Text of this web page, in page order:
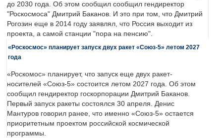
до 2030 года. Об этом сообщил сообщил гендиректор
"Роскосмоса" Дмитрий Баканов. И это при том, что Дмитрий
Рогозин еще в 2014 году заявлял, что Россия выходит из
проекта, а самой станции "пора на пенсию".
«Роскосмос» планирует запуск двух ракет «Союз-5» летом 2027
года
«Роскомос» планирует, что запуск еще двух ракет-
носителей «Союз-5» состоится летом 2027 года. Об этом
сообщил гендиректор госкорпорации Дмитрий Баканов.
Первый запуск ракеты состоялся 30 апреля. Денис
Мантуров говорил ранее, что именно «Союз-5» остается
приоритетным проектом российской космической
программы.